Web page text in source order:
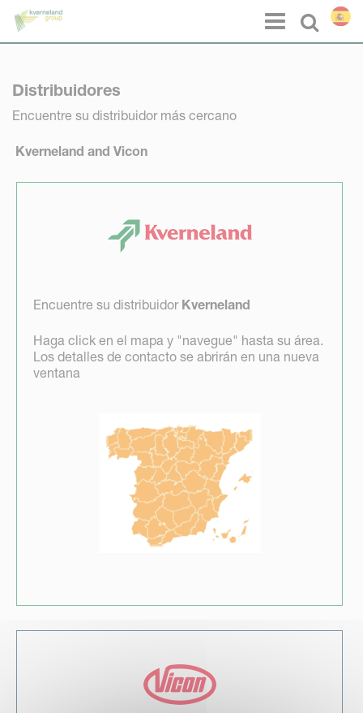
Select
Menu
Distribuidores
Encuentre su distribuidor más cercano
Kverneland and Vicon
Encuentre su distribuidor Kverneland
Haga click en el mapa y "navegue" hasta su área.
Los detalles de contacto se abrirán en una nueva
ventana
Panel de gestión de cookies